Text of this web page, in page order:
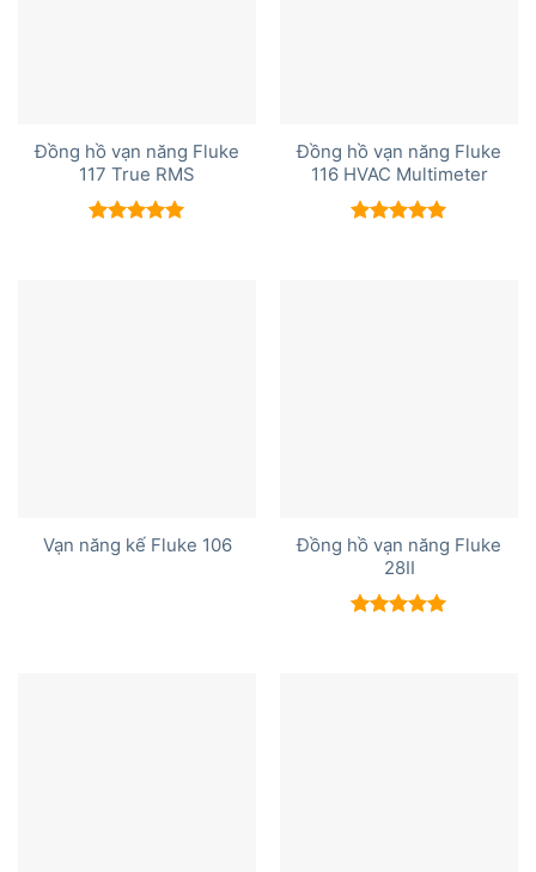
Đồng hồ vạn năng Fluke
117 True RMS
Đồng hồ vạn năng Fluke
116 HVAC Multimeter
Vạn năng kế Fluke 106
Đồng hồ vạn năng Fluke
28II